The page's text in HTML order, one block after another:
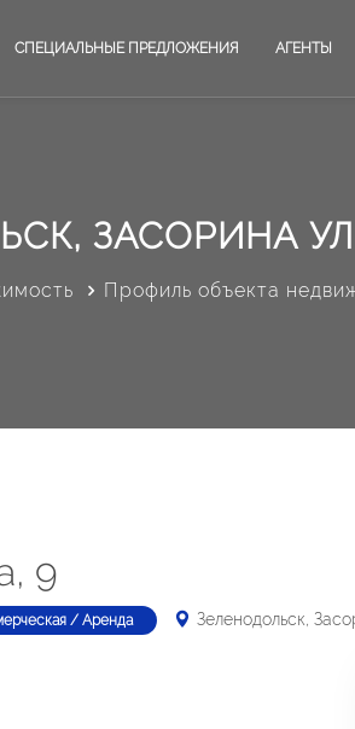
СПЕЦИАЛЬНЫЕ ПРЕДЛОЖЕНИЯ АГЕНТЫ
ЗАСОРИНА
Профиль объекта
9
/ Аренда Зеленодольск,